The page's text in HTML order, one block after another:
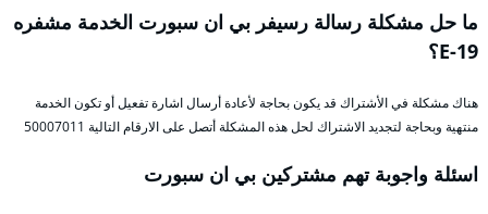
ما حل مشكلة رسالة رسيفر بي ان سبورت الخدمة مشفره
E-19؟
هناك مشكلة في الأشتراك قد يكون بحاجة لأعادة أرسال اشارة تفعيل أو تكون الخدمة
منتهية وبحاجة لتجديد الاشتراك لحل هذه المشكلة أتصل على الارقام التالية 50007011
اسئلة واجوبة تهم مشتركين بي ان سبورت